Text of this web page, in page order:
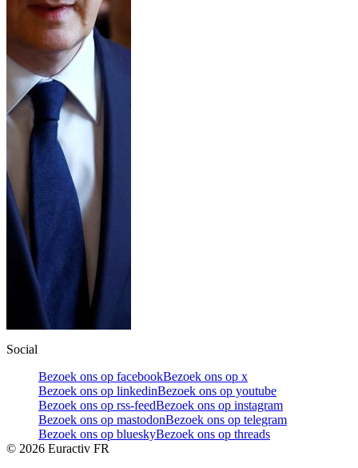
Social
Bezoek ons op facebookBezoek ons op x
Bezoek ons op linkedinBezoek ons op youtube
Bezoek ons op rss-feedBezoek ons op instagram
Bezoek ons op mastodonBezoek ons op telegram
Bezoek ons op blueskyBezoek ons op threads
© 2026 Euractiv FR